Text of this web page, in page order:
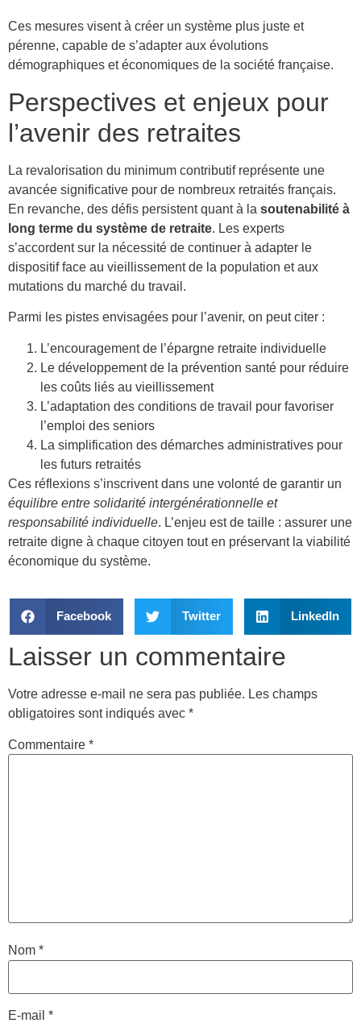
Ces mesures visent à créer un système plus juste et
pérenne, capable de s’adapter aux évolutions
démographiques et économiques de la société française.
Perspectives et enjeux pour
l’avenir des retraites
La revalorisation du minimum contributif représente une
avancée significative pour de nombreux retraités français.
En revanche, des défis persistent quant à la soutenabilité à
long terme du système de retraite. Les experts
s’accordent sur la nécessité de continuer à adapter le
dispositif face au vieillissement de la population et aux
mutations du marché du travail.
Parmi les pistes envisagées pour l’avenir, on peut citer :
L’encouragement de l’épargne retraite individuelle
Le développement de la prévention santé pour réduire
les coûts liés au vieillissement
L’adaptation des conditions de travail pour favoriser
l’emploi des seniors
La simplification des démarches administratives pour
les futurs retraités
Ces réflexions s’inscrivent dans une volonté de garantir un
équilibre entre solidarité intergénérationnelle et
responsabilité individuelle. L’enjeu est de taille : assurer une
retraite digne à chaque citoyen tout en préservant la viabilité
économique du système.
Facebook Twitter LinkedIn
Laisser un commentaire
Votre adresse e-mail ne sera pas publiée. Les champs
obligatoires sont indiqués avec *
Commentaire *
Nom *
E-mail *